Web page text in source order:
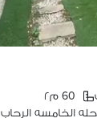
60 م٢
الخامسه الرحاب